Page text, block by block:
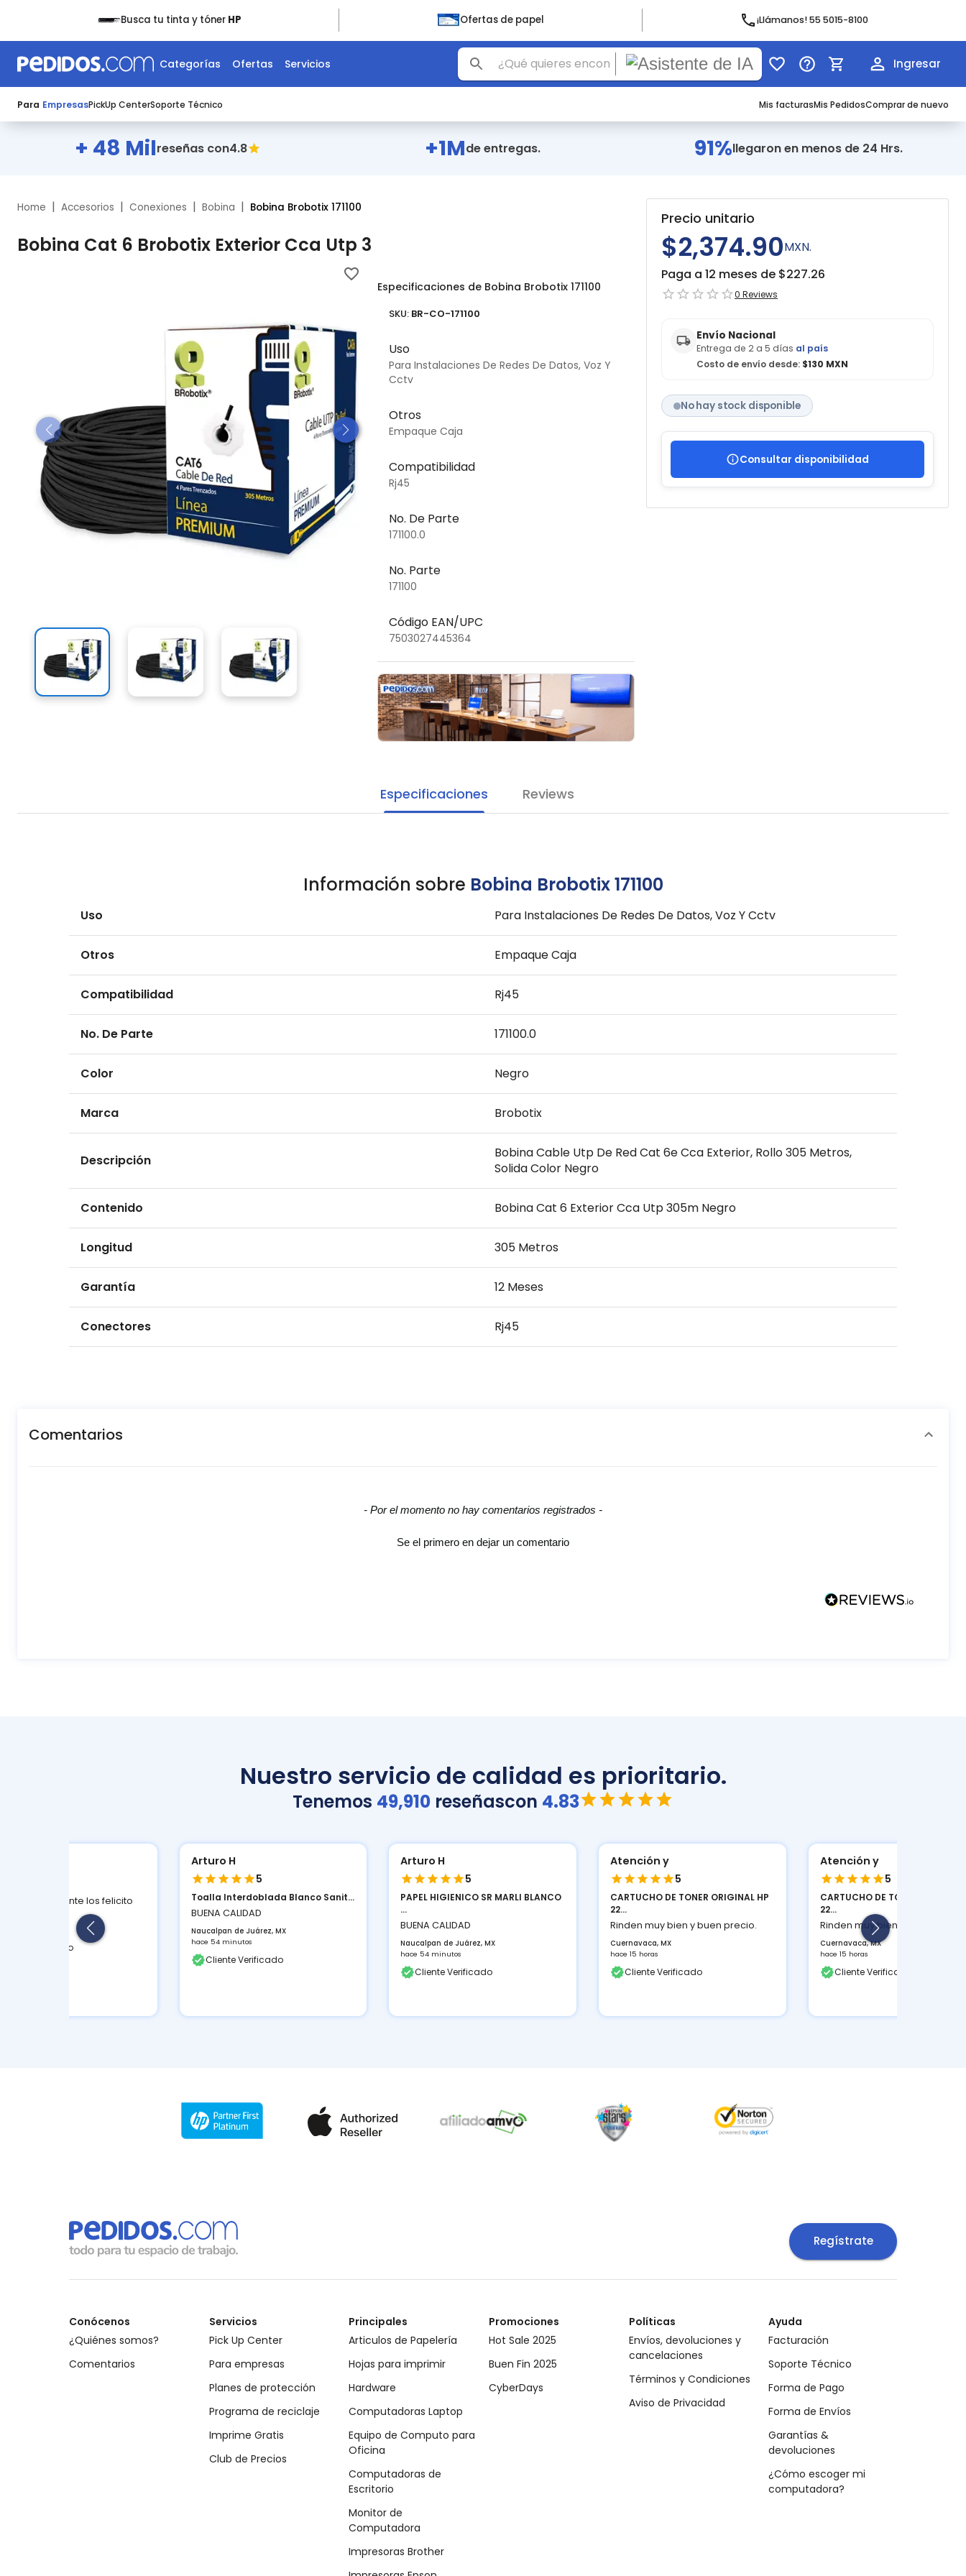
Busca tu tinta y tónerHP Ofertas de papel ¡Llámanos! 55 5015-8100
Categorías Ofertas Servicios Ingresar
Para EmpresasPickUp CenterSoporte Técnico Mis facturasMis PedidosComprar de nuevo
+ 48 Milreseñas con4.8 +1Mde entregas. 91%llegaron en menos de 24 Hrs.
Home | Accesorios | Conexiones | Bobina | Bobina Brobotix 171100
Bobina Cat 6 Brobotix Exterior Cca Utp 3
Especificaciones de Bobina Brobotix 171100
SKU: BR-CO-171100
Uso
Para Instalaciones De Redes De Datos, Voz Y
Cctv
Otros
Empaque Caja
Compatibilidad
Rj45
No. De Parte
171100.0
No. Parte
171100
Código EAN/UPC
7503027445364
Precio unitario
$2,374.90MXN.
Paga a 12 meses de $227.26
0 Reviews
Envío Nacional
Entrega de 2 a 5 días al país
Costo de envío desde:$130 MXN
No hay stock disponible
Consultar disponibilidad
Especificaciones Reviews
Información sobre Bobina Brobotix 171100
Uso Para Instalaciones De Redes De Datos, Voz Y Cctv
Otros Empaque Caja
Compatibilidad Rj45
No. De Parte 171100.0
Color Negro
Marca Brobotix
Descripción
Bobina Cable Utp De Red Cat 6e Cca Exterior, Rollo 305 Metros,
Solida Color Negro
Contenido Bobina Cat 6 Exterior Cca Utp 305m Negro
Longitud 305 Metros
Garantía 12 Meses
Conectores Rj45
Comentarios
- Por el momento no hay comentarios registrados -
Se el primero en dejar un comentario
Nuestro servicio de calidad es prioritario.
Tenemos 49,910reseñascon 4.83
rápido y eficiente los felicito
Verificado
Arturo H
5
Toalla Interdoblada Blanco Sanit...
BUENA CALIDAD
Naucalpan de Juárez, MX
hace 54 minutos
Cliente Verificado
Arturo H
5
PAPEL HIGIENICO SR MARLI BLANCO
...
BUENA CALIDAD
Naucalpan de Juárez, MX
hace 54 minutos
Cliente Verificado
Atención y
5
CARTUCHO DE TONER ORIGINAL HP
22...
Rinden muy bien y buen precio.
Cuernavaca, MX
hace 15 horas
Cliente Verificado
Atención y
5
CARTUCHO DE TONER
22...
Rinden muy bien y buen precio.
Cuernavaca, MX
hace 15 horas
Cliente Verificado
Regístrate
Conócenos
¿Quiénes somos?
Comentarios
Servicios
Pick Up Center
Para empresas
Planes de protección
Programa de reciclaje
Imprime Gratis
Club de Precios
Principales
Articulos de Papelería
Hojas para imprimir
Hardware
Computadoras Laptop
Equipo de Computo para
Oficina
Computadoras de
Escritorio
Monitor de
Computadora
Impresoras Brother
Promociones
Hot Sale 2025
Buen Fin 2025
CyberDays
Políticas
Envíos, devoluciones y
cancelaciones
Términos y Condiciones
Aviso de Privacidad
Ayuda
Facturación
Soporte Técnico
Forma de Pago
Forma de Envíos
Garantías &
devoluciones
¿Cómo escoger mi
computadora?